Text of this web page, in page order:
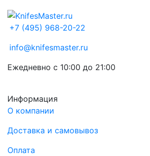
+7 (495) 968-20-22
info@knifesmaster.ru
Ежедневно с 10:00 до 21:00
Информация
О компании
Доставка и самовывоз
Оплата